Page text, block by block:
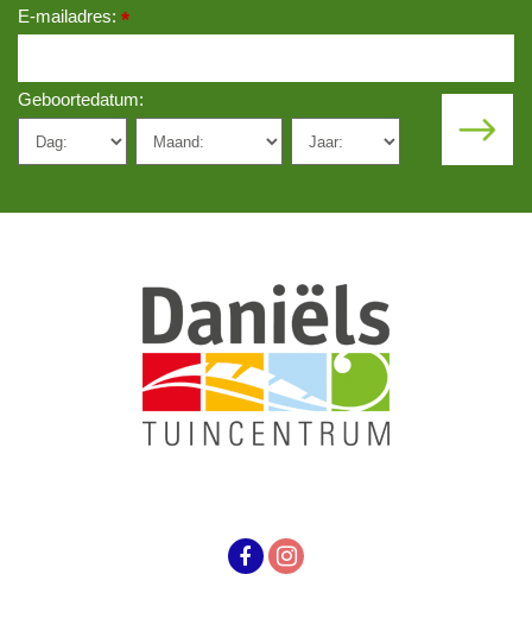
E-mailadres: *
Geboortedatum: